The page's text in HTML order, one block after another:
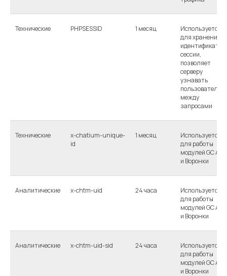
Технические PHPSESSID 1 месяц
Используется
для хранения
сессии,
позволяет
серверу
узнавать
пользователя
между
запросами
Технические
x-chatium-unique-
id
1 месяц
Используется
для работы
модулей GC Ads
и Воронки
Аналитические x-chtm-uid 24 часа
Используется
для работы
модулей GC Ads
и Воронки
Аналитические x-chtm-uid-sid 24 часа
Используется
для работы
модулей GC Ads
и Воронки